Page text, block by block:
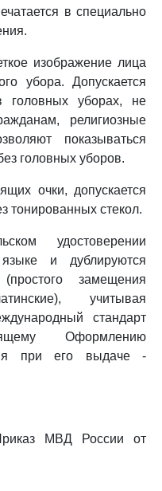
в специально
изображение лица
убора. Допускается
головных уборах, не
религиозные
показываться
головных уборов.
очки, допускается
тонированных стекол.
удостоверении
и дублируются
замещения
учитывая
стандарт
Оформлению
при его выдаче -
МВД России от